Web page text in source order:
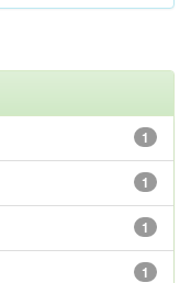
1
1
1
1